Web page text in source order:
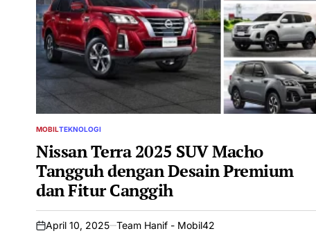
POSTED
MOBILTEKNOLOGI
Nissan Terra 2025 SUV Macho
Tangguh dengan Desain Premium
dan Fitur Canggih
on
April 10, 2025 Team Hanif - Mobil42